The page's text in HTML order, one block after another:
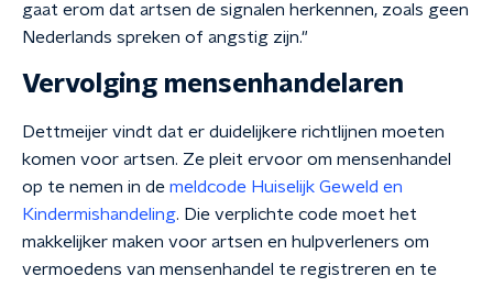
gaat erom dat artsen de signalen herkennen, zoals geen
Nederlands spreken of angstig zijn."
Vervolging mensenhandelaren
Dettmeijer vindt dat er duidelijkere richtlijnen moeten
komen voor artsen. Ze pleit ervoor om mensenhandel
op te nemen in de meldcode Huiselijk Geweld en
Kindermishandeling. Die verplichte code moet het
makkelijker maken voor artsen en hulpverleners om
vermoedens van mensenhandel te registreren en te